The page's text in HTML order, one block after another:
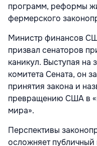
программ, реформы
фермерского
Министр финансов
призвал сенаторов
каникул. Выступая на
комитета Сената, он
принятия закона и
превращению США в
мира».
Перспективы
осложняет